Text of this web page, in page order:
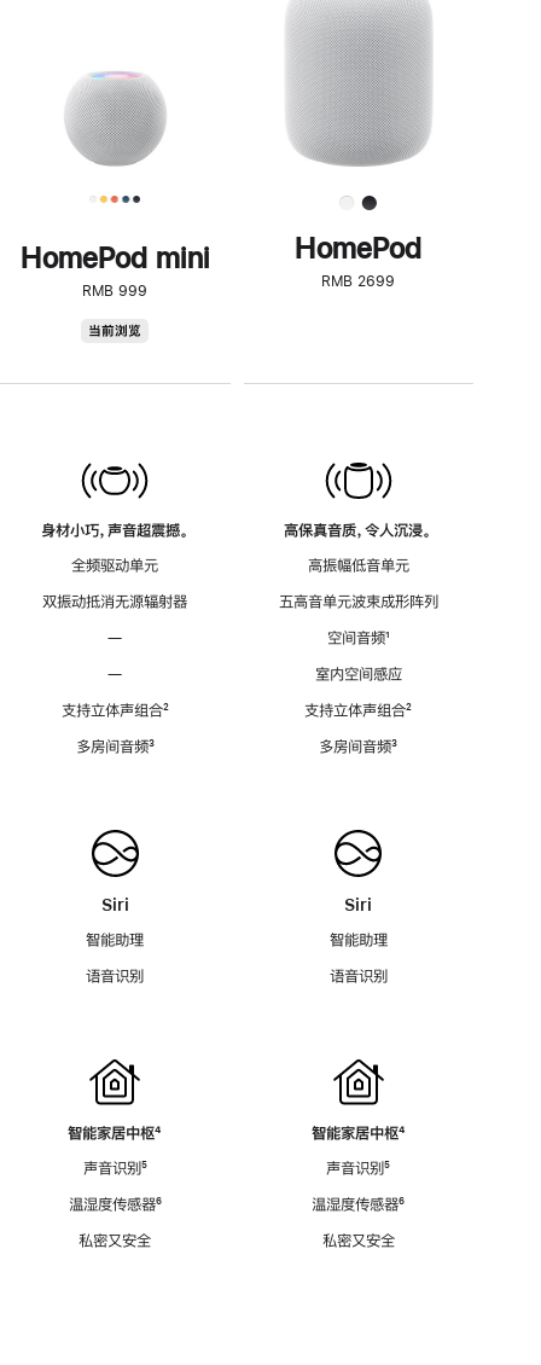
HomePod mini
RMB 999
当前浏览
身材小巧，声音超震撼。
全频驱动单元
双振动抵消无源辐射器
—
—
支持立体声组合脚
²
多房间音频脚
³
Siri
智能助理
语音识别
智能家居中枢脚
⁴
声音识别脚
⁵
温湿度传感器脚
⁶
私密又安全
了
解
HomePod<
HomePod
RMB 2699
高保真音质，令人沉浸。
高振幅低音单元
五高音单元波束成形阵列
空间音频脚
¹
室内空间感应
支持立体声组合脚
²
多房间音频脚
³
Siri
智能助理
语音识别
智能家居中枢脚
⁴
声音识别脚
⁵
温湿度传感器脚
⁶
私密又安全